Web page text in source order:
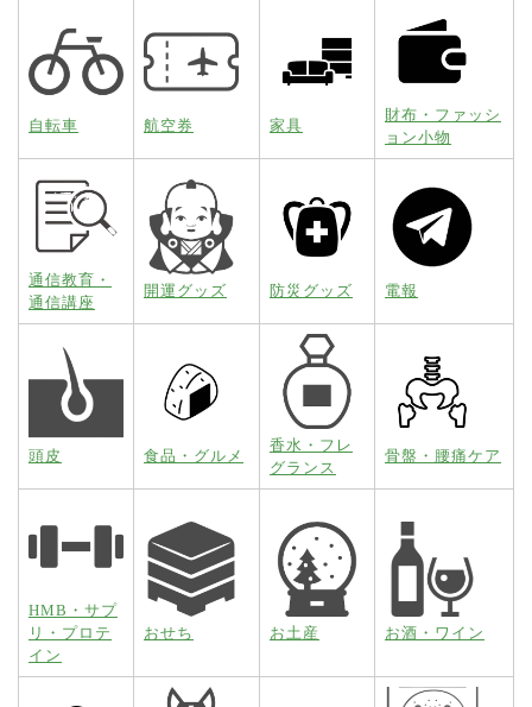
自転車 航空券 家具
財布・ファッシ
ョン小物
通信教育・
通信講座
開運グッズ 防災グッズ 電報
頭皮 食品・グルメ
香水・フレ
グランス
骨盤・腰痛ケア
HMB・サプ
リ・プロテ
イン
おせち お土産 お酒・ワイン